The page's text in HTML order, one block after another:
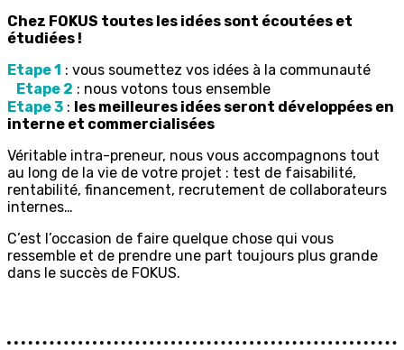
Chez FOKUS toutes les idées sont écoutées et
étudiées !
Etape 1 : vous soumettez vos idées à la communauté
Etape 2 : nous votons tous ensemble
Etape 3 : les meilleures idées seront développées en
interne et commercialisées
Véritable intra-preneur, nous vous accompagnons tout
au long de la vie de votre projet : test de faisabilité,
rentabilité, financement, recrutement de collaborateurs
internes…
C’est l’occasion de faire quelque chose qui vous
ressemble et de prendre une part toujours plus grande
dans le succès de FOKUS.